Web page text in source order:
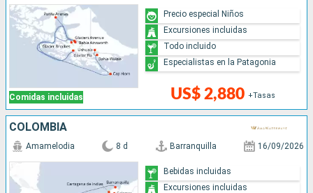
Comidas incluidas US$ 2,880 +Tasas
Precio especial Niños
Excursiones incluidas
Todo incluido
Especialistas en la Patagonia
COLOMBIA
Amamelodia 8 d Barranquilla 16/09/2026
Bebidas incluidas
Excursiones incluidas